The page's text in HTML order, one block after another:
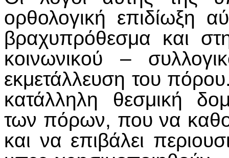
ορθολογική επιδίωξη
βραχυπρόθεσμα και
κοινωνικού –
εκμετάλλευση του
κατάλληλη θεσμική
των πόρων, που να
και να επιβάλει